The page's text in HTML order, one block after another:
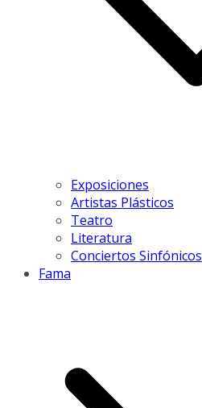
Exposiciones
Artistas Plásticos
Teatro
Literatura
Conciertos Sinfónicos
Fama